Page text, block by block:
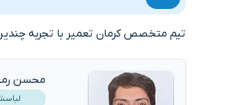
تیم متخصص کرمان تعمیر با تجربه
محسن